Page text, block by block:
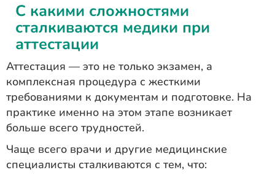
С какими сложностями
сталкиваются медики при
аттестации
Аттестация — это не только экзамен, а
комплексная процедура с жесткими
требованиями к документам и подготовке. На
практике именно на этом этапе возникает
больше всего трудностей.
Чаще всего врачи и другие медицинские
специалисты сталкиваются с тем, что: